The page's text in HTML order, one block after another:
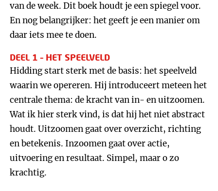
van de week. Dit boek houdt je een spiegel voor.
En nog belangrijker: het geeft je een manier om
daar iets mee te doen.
DEEL 1 – HET SPEELVELD
Hidding start sterk met de basis: het speelveld
waarin we opereren. Hij introduceert meteen het
centrale thema: de kracht van in- en uitzoomen.
Wat ik hier sterk vind, is dat hij het niet abstract
houdt. Uitzoomen gaat over overzicht, richting
en betekenis. Inzoomen gaat over actie,
uitvoering en resultaat. Simpel, maar o zo
krachtig.